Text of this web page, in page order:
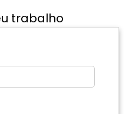
trabalho